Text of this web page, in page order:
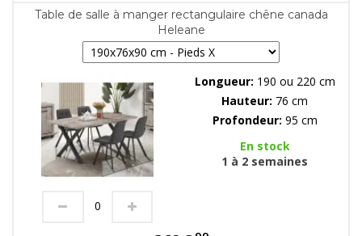
Table de salle à manger rectangulaire chêne canada
Heleane
Longueur: 190 ou 220 cm
Hauteur: 76 cm
Profondeur: 95 cm
En stock
1 à 2 semaines